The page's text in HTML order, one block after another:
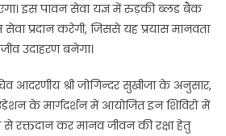
इस पावन सेवा यज्ञ में रुड़की ब्लड बैंक
प्रदान करेगी, जिससे यह प्रयास मानवता
उदाहरण बनेगा।
आदरणीय श्री जोगिन्दर सुखीजा के अनुसार,
के मार्गदर्शन में आयोजित इन शिविरों में
से रक्तदान कर मानव जीवन की रक्षा हेतु